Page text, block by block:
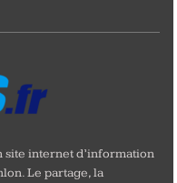
internet d’information
Le partage, la